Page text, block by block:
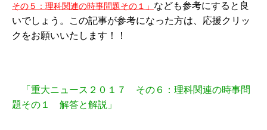
その５：理科関連の時事問題その１」 なども参考にすると良
いでしょう。この記事が参考になった方は、応援クリッ
クをお願いいたします！！
「重大ニュース２０１７ その６：理科関連の時事問
題その１ 解答と解説」